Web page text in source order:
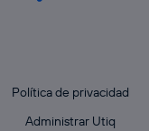
Política de privacidad
Administrar Utiq